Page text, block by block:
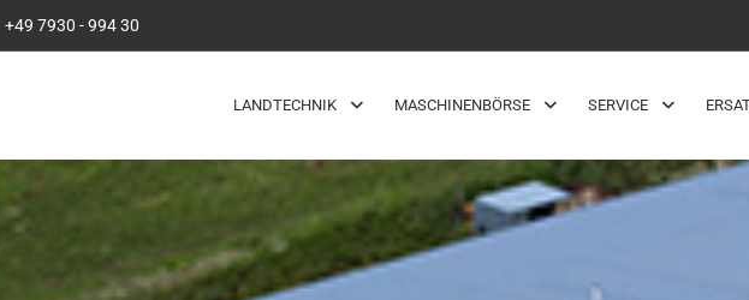
+49 7930 - 994 30
LANDTECHNIK MASCHINENBÖRSE SERVICE